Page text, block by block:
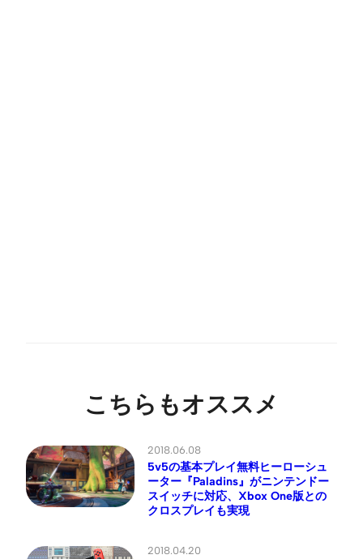
こちらもオススメ
2018.06.08
5v5の基本プレイ無料ヒーローシュ
ーター『Paladins』がニンテンドー
スイッチに対応、Xbox One版との
クロスプレイも実現
2018.04.20